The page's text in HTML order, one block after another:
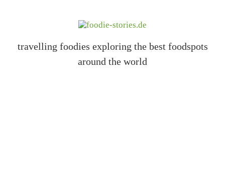
travelling foodies exploring the best foodspots
around the world